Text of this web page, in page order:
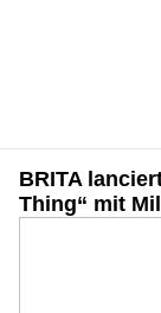
BRITA
Thing“ mit